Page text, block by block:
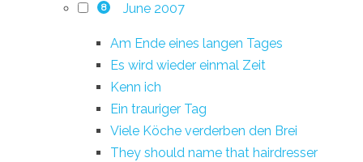
8 June 2007
Am Ende eines langen Tages
Es wird wieder einmal Zeit
Kenn ich
Ein trauriger Tag
Viele Köche verderben den Brei
They should name that hairdresser